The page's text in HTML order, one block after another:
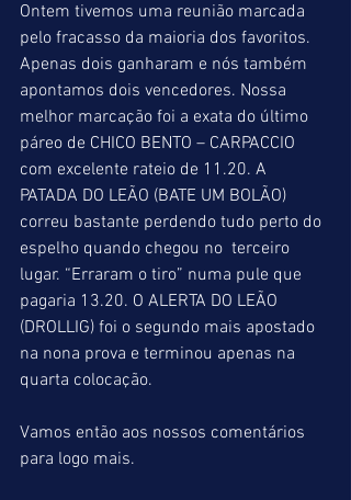
Ontem tivemos uma reunião marcada
pelo fracasso da maioria dos favoritos.
Apenas dois ganharam e nós também
apontamos dois vencedores. Nossa
melhor marcação foi a exata do último
páreo de CHICO BENTO – CARPACCIO
com excelente rateio de 11.20. A
PATADA DO LEÃO (BATE UM BOLÃO)
correu bastante perdendo tudo perto do
espelho quando chegou no  terceiro
lugar. “Erraram o tiro” numa pule que
pagaria 13.20. O ALERTA DO LEÃO
(DROLLIG) foi o segundo mais apostado
na nona prova e terminou apenas na
quarta colocação.
Vamos então aos nossos comentários
para logo mais.